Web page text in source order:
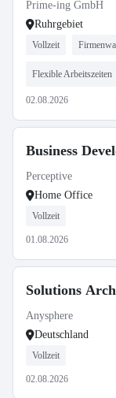
Prime-ing GmbH
Ruhrgebiet
Vollzeit
Flexible Arbeitszeiten
02.08.2026
Business
Perceptive
Home Office
Vollzeit
01.08.2026
Solutions
Anysphere
Deutschland
Vollzeit
02.08.2026